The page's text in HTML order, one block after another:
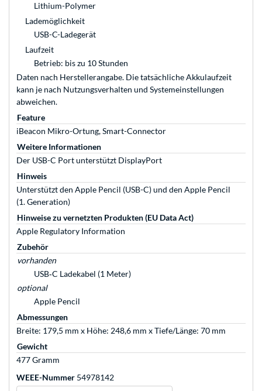
Lithium-Polymer
Lademöglichkeit
USB-C-Ladegerät
Laufzeit
Betrieb: bis zu 10 Stunden
Daten nach Herstellerangabe. Die tatsächliche Akkulaufzeit
kann je nach Nutzungsverhalten und Systemeinstellungen
abweichen.
Feature
iBeacon Mikro-Ortung, Smart-Connector
Weitere Informationen
Der USB-C Port unterstützt DisplayPort
Hinweis
Unterstützt den Apple Pencil (USB-C) und den Apple Pencil
(1. Generation)
Hinweise zu vernetzten Produkten (EU Data Act)
Apple Regulatory Information
Zubehör
vorhanden
USB‑C Ladekabel (1 Meter)
optional
Apple Pencil
Abmessungen
Breite: 179,5 mm x Höhe: 248,6 mm x Tiefe/Länge: 70 mm
Gewicht
477 Gramm
WEEE-Nummer 54978142